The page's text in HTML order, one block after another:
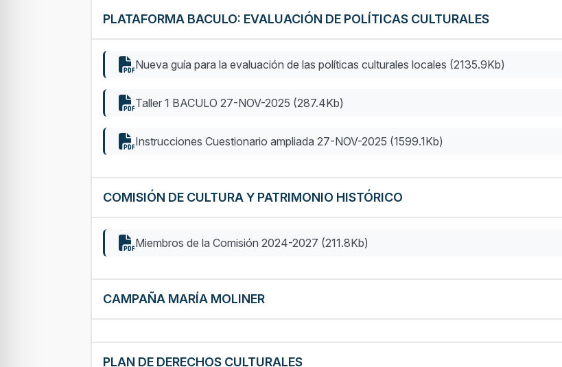
PLATAFORMA BACULO: EVALUACIÓN DE POLÍTICAS CULTURALES
Nueva guía para la evaluación de las políticas culturales locales (2135.9Kb)
Taller 1 BACULO 27-NOV-2025 (287.4Kb)
Instrucciones Cuestionario ampliada 27-NOV-2025 (1599.1Kb)
COMISIÓN DE CULTURA Y PATRIMONIO HISTÓRICO
Miembros de la Comisión 2024-2027 (211.8Kb)
CAMPAÑA MARÍA MOLINER
PLAN DE DERECHOS CULTURALES